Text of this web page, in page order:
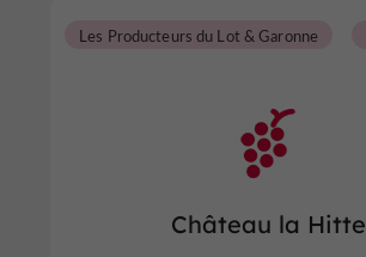
Château la Hitte
Les Producteurs du Lot & Garonne